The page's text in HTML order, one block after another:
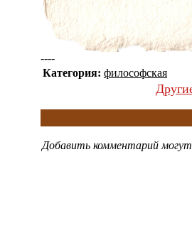
----
Категория: философская
Добавить комментарий